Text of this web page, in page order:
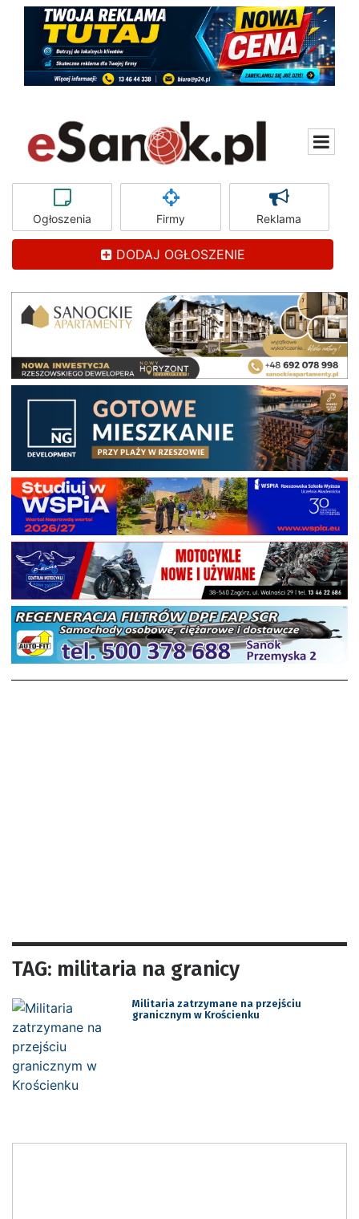
Ogłoszenia Firmy Reklama
DODAJ OGŁOSZENIE
TAG: militaria na granicy
Militaria zatrzymane na przejściu
granicznym w Krościenku